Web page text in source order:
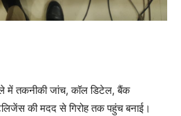
में तकनीकी जांच, कॉल डिटेल, बैंक
की मदद से गिरोह तक पहुंच बनाई।